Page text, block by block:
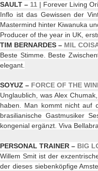
SAULT – 11 | Forever Living
Inflo ist das Gewissen der
Mastermind hinter Kiwanuka
Producer of the year in UK,
TIM BERNARDES – MIL
Beste Stimme. Beste
elegant.
SOYUZ – FORCE OF THE
Unglaublich, was Alex
haben. Man kommt nicht auf
brasilianische Gastmusiker
kongenial ergänzt. Viva
PERSONAL TRAINER – BIG
Willem Smit ist der
der dieses siebenköpfige